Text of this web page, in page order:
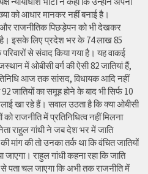
को आधार मानकर नहीं बनाई है।
राजनीतिक पिछड़ेपन को भी देखकर
है। इसके लिए प्रदेश भर के 74 लाख 85
से संवाद किया गया है। यह वाकई
में ओबीसी वर्ग की ऐसी 82 जातियां हैं,
आज तक सांसद, विधायक आदि नहीं
जातियों का समूह होने के बाद भी सिर्फ 10
खा रहे हैं। सवाल उठता है कि क्या ओबीसी
को राजनीति में प्रतिनिधित्व नहीं मिलना
राहुल गांधी ने जब देश भर में जाति
मांग की तो उनका तर्क था कि वंचित जातियों
जाएगा। राहुल गांधी कहना रहा कि जाति
पता चल जाएगा कि अभी तक राजनीति में